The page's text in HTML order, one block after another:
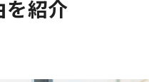
を紹介